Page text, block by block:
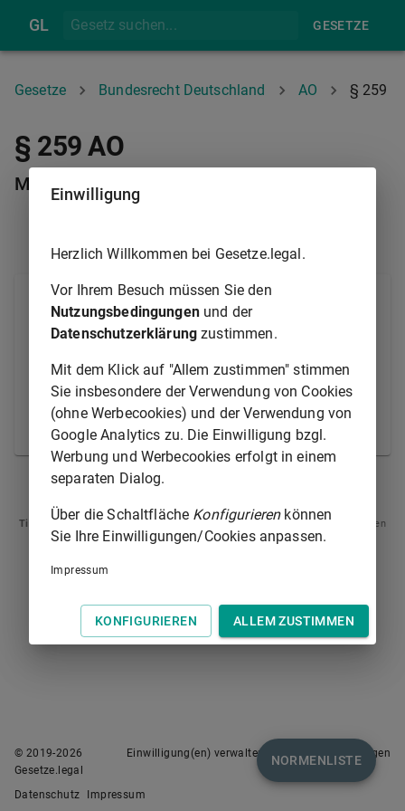
GL GESETZE
Gesetze Bundesrecht Deutschland AO § 259
§ 259 AO
Mahnung
Der Vollstreckungsschuldner soll in der Regel vor
Beginn der Vollstreckung mit einer Zahlungsfrist von
einer Woche gemahnt werden. Einer Mahnung bedarf
es nicht, wenn der Vollstreckungsschuldner vor
Eintritt der Fälligkeit an die Zahlung erinnert wird. An
die Zahlung kann auch durch öffentliche
Bekanntmachung allgemein erinnert werden.
§ 258
Tipp
: Swipen Sie auf dem Bildschirm links oder rechts zur Navigation zwischen
Normen.
NORMENLISTE
© 2019-2026
Gesetze.legal
Einwilligung(en) verwalten Nutzungsbedingungen
Datenschutz Impressum
Einwilligung
Herzlich Willkommen bei Gesetze.legal.
Vor Ihrem Besuch müssen Sie den
Nutzungsbedingungenund der
Datenschutzerklärung zustimmen.
Mit dem Klick auf "Allem zustimmen" stimmen
Sie insbesondere der Verwendung von Cookies
(ohne Werbecookies) und der Verwendung von
Google Analytics zu. Die Einwilligung bzgl.
Werbung und Werbecookies erfolgt in einem
separaten Dialog.
Über die Schaltfläche Konfigurierenkönnen
Sie Ihre Einwilligungen/Cookies anpassen.
Impressum
KONFIGURIEREN ALLEM ZUSTIMMEN